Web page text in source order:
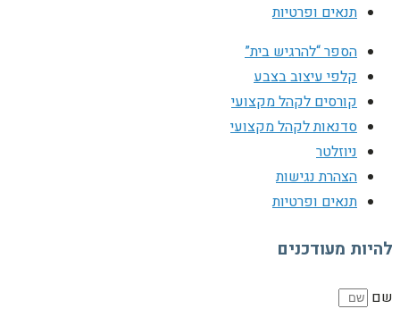
תנאים ופרטיות
הספר “להרגיש בית”
קלפי עיצוב בצבע
קורסים לקהל מקצועי
סדנאות לקהל מקצועי
ניוזלטר
הצהרת נגישות
תנאים ופרטיות
להיות מעודכנים
שם